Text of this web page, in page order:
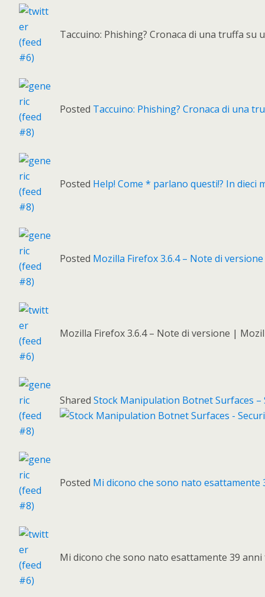
Taccuino: Phishing? Cronaca di una truffa su
Posted Taccuino: Phishing? Cronaca di una
Posted Help! Come * parlano questi!? In dieci
Posted Mozilla Firefox 3.6.4 – Note di
Mozilla Firefox 3.6.4 – Note di versione |
Shared Stock Manipulation Botnet Surfaces
Posted Mi dicono che sono nato esattamente
Mi dicono che sono nato esattamente 39